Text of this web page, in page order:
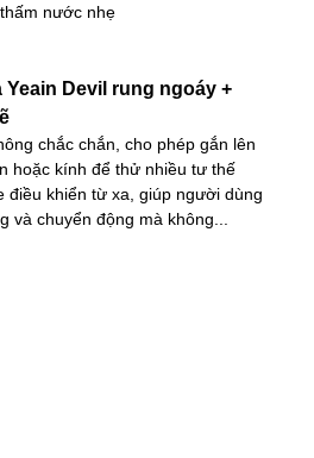
nước nhẹ
Devil rung ngoáy +
chắc chắn, cho phép gắn lên
hoặc kính để thử nhiều tư thế
điều khiển từ xa, giúp người dùng
và chuyển động mà không...